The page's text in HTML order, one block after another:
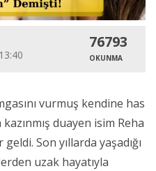
76793
OKUNMA
vurmuş kendine has
duayen isim Reha
Son yıllarda yaşadığı
uzak hayatıyla